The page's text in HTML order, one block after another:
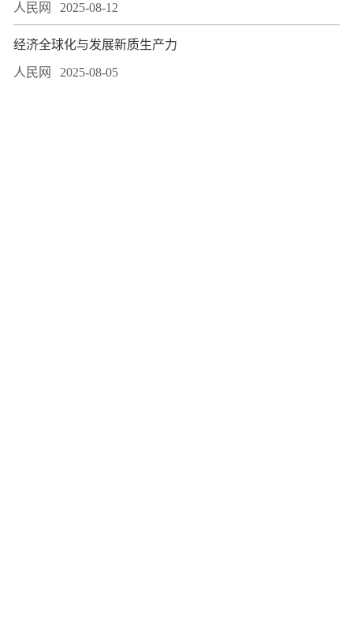
人民网 2025-08-12
经济全球化与发展新质生产力
人民网 2025-08-05